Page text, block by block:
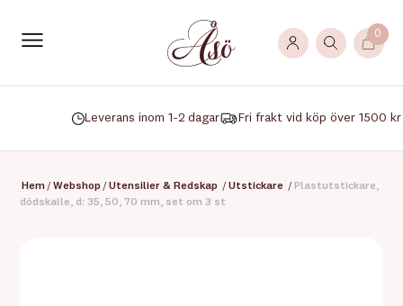
0
Leverans inom 1-2 dagar Fri frakt vid köp över 1500 kr
Hem / Webshop / Utensilier & Redskap / Utstickare / Plastutstickare,
dödskalle, d: 35, 50, 70 mm, set om 3 st